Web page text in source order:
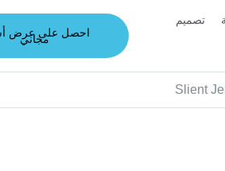
تصميم
احصل على عرض
مجاني